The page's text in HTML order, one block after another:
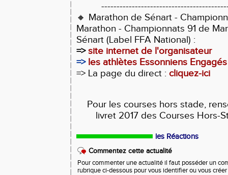
🔸 Marathon de Sénart -
Marathon - Championnats 91 de
Sénart (Label FFA National) :
=>site internet de l'organisateur
=> les athlètes Essonniens Engagés
=> La page du direct : cliquez-ici
Pour les courses hors stade,
livret 2017 des Courses Hors-
les Réactions
Commentez cette actualité
Pour commenter une actualité il faut posséder un
rubrique ci-dessous pour vous identifier ou vous